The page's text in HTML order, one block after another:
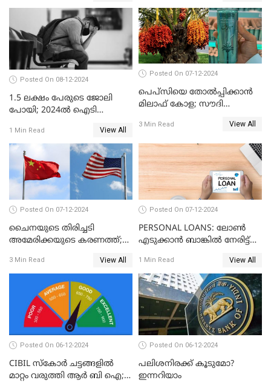
Posted On 08-12-2024
1.5 ലക്ഷം പേരുടെ ജോലി
പോയി; 2024ൽ ഐടി
1 Min Read View All
Posted On 07-12-2024
പെപ്സിയെ തോൽപ്പിക്കാൻ
മിലാഫ് കോള; സൗദി
കോളയേക്കുറിച്ച് അറിയാം
3 Min Read View All
Posted On 07-12-2024
ചൈനയുടെ തിരിച്ചടി
അമേരിക്കയുടെ കരണത്ത്;
3 Min Read View All
Posted On 07-12-2024
PERSONAL LOANS: ലോൺ
എടുക്കാൻ ബാങ്കിൽ നേരിട്ട്
ചെയ്തുകൂടേ?
1 Min Read View All
Posted On 06-12-2024
CIBIL സ്കോർ ചട്ടങ്ങളിൽ
മാറ്റം വരുത്തി ആർ ബി ഐ;
Posted On 06-12-2024
പലിശനിരക്ക് കൂടുമോ?
ഇന്നറിയാം